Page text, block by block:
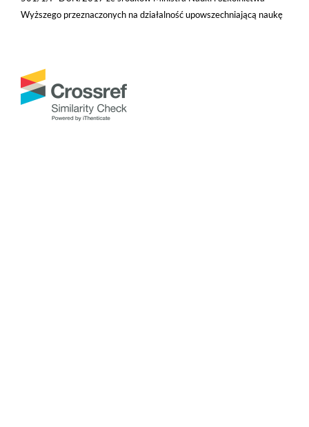
Wyższego przeznaczonych na działalność upowszechniającą naukę